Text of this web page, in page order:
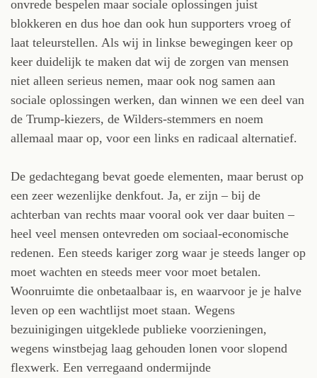
onvrede bespelen maar sociale oplossingen juist
blokkeren en dus hoe dan ook hun supporters vroeg of
laat teleurstellen. Als wij in linkse bewegingen keer op
keer duidelijk te maken dat wij de zorgen van mensen
niet alleen serieus nemen, maar ook nog samen aan
sociale oplossingen werken, dan winnen we een deel van
de Trump-kiezers, de Wilders-stemmers en noem
allemaal maar op, voor een links en radicaal alternatief.
De gedachtegang bevat goede elementen, maar berust op
een zeer wezenlijke denkfout. Ja, er zijn – bij de
achterban van rechts maar vooral ook ver daar buiten –
heel veel mensen ontevreden om sociaal-economische
redenen. Een steeds kariger zorg waar je steeds langer op
moet wachten en steeds meer voor moet betalen.
Woonruimte die onbetaalbaar is, en waarvoor je je halve
leven op een wachtlijst moet staan. Wegens
bezuinigingen uitgeklede publieke voorzieningen,
wegens winstbejag laag gehouden lonen voor slopend
flexwerk. Een verregaand ondermijnde